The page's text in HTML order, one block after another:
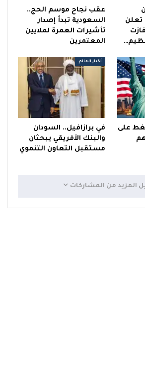
تعلن
عقب نجاح موسم الحج..
السعودية تبدأ إصدار
تأشيرات العمرة لملايين
المعتمرين
على
أخبار العالم
في برازافيل.. السودان
والبنك الأفريقي يبحثان
مستقبل التعاون التنموي
المزيد من المشاركات